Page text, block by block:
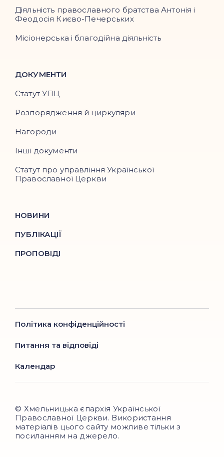
Діяльність православного братства Антонія і
Феодосія Києво-Печерських
Місіонерська і благодійна діяльність
ДОКУМЕНТИ
Статут УПЦ
Розпорядження й циркуляри
Нагороди
Інші документи
Статут про управління Української
Православної Церкви
НОВИНИ
ПУБЛІКАЦІЇ
ПРОПОВІДІ
Політика конфіденційності
Питання та відповіді
Календар
© Хмельницька єпархія Української
Православної Церкви. Використання
матеріалів цього сайту можливе тільки з
посиланням на джерело.